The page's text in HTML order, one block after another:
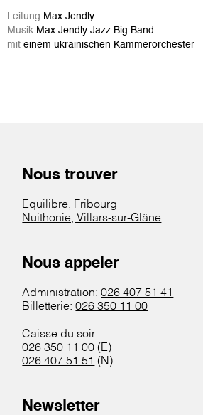
Leitung Max Jendly
Musik Max Jendly Jazz Big Band
mit einem ukrainischen Kammerorchester
Nous trouver
Equilibre, Fribourg
Nuithonie, Villars-sur-Glâne
Nous appeler
Administration:026 407 51 41
Billetterie:026 350 11 00
Caisse du soir:
026 350 11 00 (E)
026 407 51 51 (N)
Newsletter